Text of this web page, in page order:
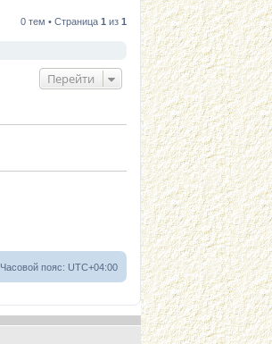
0 тем • Страница 1 из 1
Перейти
Часовой пояс: UTC+04:00